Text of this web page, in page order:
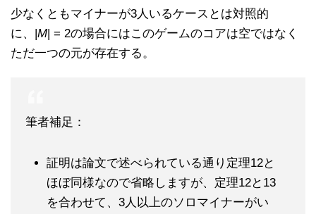
少なくともマイナーが3人いるケースとは対照的
に、|M| = 2の場合にはこのゲームのコアは空ではなく
ただ一つの元が存在する。
筆者補足：
証明は論文で述べられている通り定理12と
ほぼ同様なので省略しますが、定理12と13
を合わせて、3人以上のソロマイナーがい